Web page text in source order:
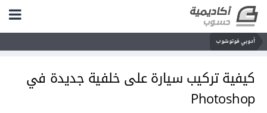
أدوبي فوتوشوب
كيفية تركيب سيارة على خلفية جديدة في
Photoshop